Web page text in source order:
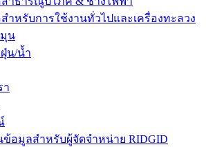
ำหรับการใช้งานทั่วไปและเครื่องทะลวง
น
น/น้ำ
า
ข้อมูลสำหรับผู้จัดจำหน่าย RIDGID